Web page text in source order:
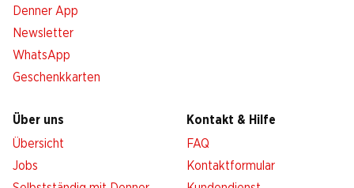
Denner App
Newsletter
WhatsApp
Geschenkkarten
Über uns
Übersicht
Jobs
Kontakt & Hilfe
FAQ
Kontaktformular